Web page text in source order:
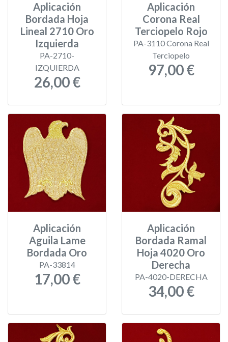
Aplicación
Bordada Hoja
Lineal 2710 Oro
Izquierda
PA-2710-
IZQUIERDA
26,00 €
Aplicación
Corona Real
Terciopelo Rojo
PA-3110 Corona Real
Terciopelo
97,00 €
Aplicación
Aguila Lame
Bordada Oro
PA-33814
17,00 €
Aplicación
Bordada Ramal
Hoja 4020 Oro
Derecha
PA-4020-DERECHA
34,00 €